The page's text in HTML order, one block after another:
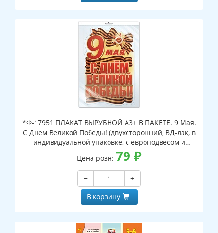
*Ф-17951 ПЛАКАТ ВЫРУБНОЙ А3+ В ПАКЕТЕ. 9 Мая.
С Днем Великой Победы! (двухсторонний, ВД-лак, в
индивидуальной упаковке, с европодвесом и
клеевым клапаном)
Цена розн: 79 ₽
−
+
В корзину